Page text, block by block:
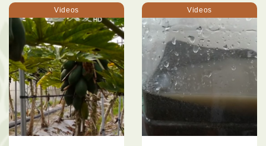
Videos Videos